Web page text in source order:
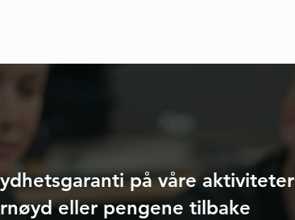
på våre aktiviteter
eller pengene tilbake